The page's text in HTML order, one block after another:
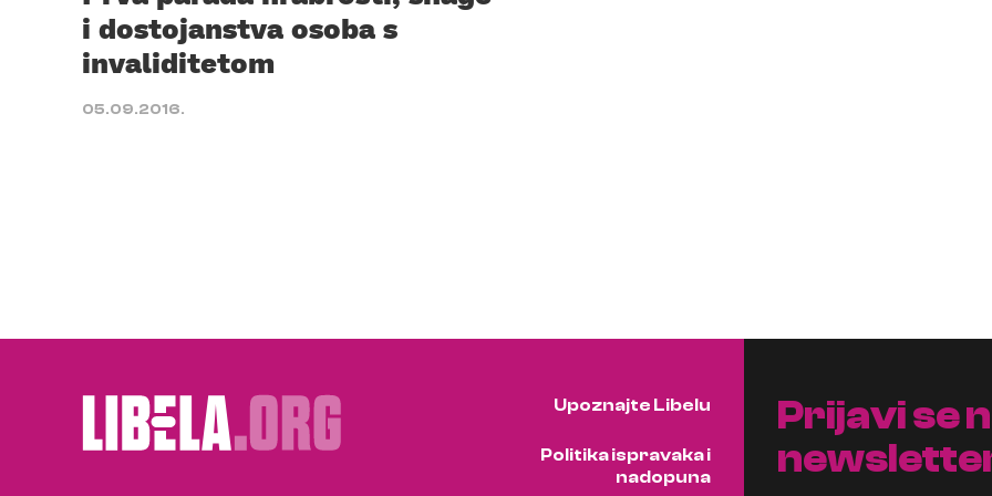
i dostojanstva osoba s
invaliditetom
05.09.2016.
Upoznajte Libelu
Politika ispravaka i
nadopuna
Prijavi se